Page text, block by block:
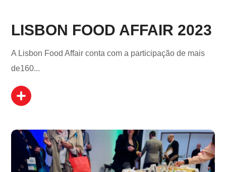
LISBON FOOD AFFAIR 2023
A Lisbon Food Affair conta com a participação de mais
de160...